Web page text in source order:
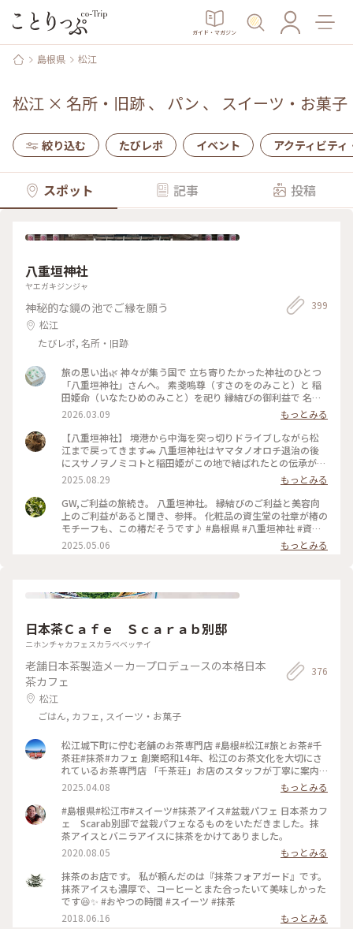
ガイド・マガジン
島根県 松江
松江× 名所・旧跡、 パン 、 スイーツ・お菓子
絞り込む たびレポ イベント アクティビティ
スポット 記事 投稿
八重垣神社
ヤエガキジンジャ
神秘的な鏡の池でご縁を願う
松江
たびレポ, 名所・旧跡
399
旅の思い出🌿 神々が集う国で 立ち寄りたかった神社のひとつ
「八重垣神社」さんへ。 素戔嗚尊（すさのをのみこと）と 稲
田姫命（いなたひめのみこと）を祀り 縁結びの御利益で 名高
い古社。 眩しい朝日を浴びる 立派な本殿。 清々しい境内は、
歩くだけで心整うよう。。 参拝後…奥の院にある「鏡の池」
へ。 “ばけばけ”でも 出てきた 縁結びの最強パワースポッ
ト。。 社務所で紙をいただき、鏡の池へ。 （浮かべると ｱﾗ、
不思議。 神様からのご縁のﾋﾝﾄ？が現れてきます） 硬貨をそっ
と乗せて、、 良縁を願いながら 行方を見守る。。ﾄﾞｷﾄﾞｷ する
と…すぐに沈んだのは お隣にいた 小学生くらいの男の子！ な
んとも不思議な現象だけど 木々に囲まれた 神秘的な池での ス
ピリチュアルな体験。 美しく澄んだ池の底には たくさんの
紙。 おﾄｷちゃんのように 中々沈まない？ 浮いたままの紙
も。。 （代理占い…無事に？ 2番目に沈みました 笑） ほっ
と、安堵しながら（笑） 夫婦椿に手を合わせ、良かった、良
ケ地#開運旅
2026.03.09
もっとみる
【八重垣神社】 境港から中海を突っ切りドライブしながら松
江まで戻ってきます🚗 八重垣神社はヤマタノオロチ退治の後
にスサノヲノミコトと稲田姫がこの地で結ばれたとの伝承があ
る 出雲の縁結びの神さまとして夫婦円満や良縁結びにご利益
があると言われている神社さんです🎀 私たちもはりきってご
縁をお願いしてきました(*´꒳`*) いざ鏡の池へ占いに‼︎という
時に結構な雨が☔ お詣りした後に社務所の軒下でちょっと雨宿
りさせていただきました その間にもひっきりなしにカップル
やお嬢さんグループや あと意外にも若いお兄ちゃんグループ
がキャッキャうふふ🎶と楽しそうに占い用紙を授与されて池の
て正解でした✨ 雨宿りで前のグループとちょっと時間をズラし
で綺麗でした ステキユーザーの皆様との末長いご縁を願って✨
いつもいつもありがとうございます😊 （2025.8.12） #神社 #
御朱印 #縁結び #占い #パワースポット #狛犬 #雨の日 #ゆるり
夏時間 #温泉と日本酒とご縁を願う旅 #松江 #ことりっぷ島根
2025.08.29
もっとみる
GW,ご利益の旅続き。 八重垣神社。 縁結びのご利益と美容向
上のご利益があると聞き、参拝。 化粧品の資生堂の社章が椿の
モチーフも、この椿だそうです♪ #島根県 #八重垣神社 #資生
堂 #縁結び #椿 #はじめての投稿 の池
2025.05.06 もっとみる
日本茶Ｃａｆｅ Ｓｃａｒａｂ別邸
ニホンチャカフェスカラベベッテイ
老舗日本茶製造メーカープロデュースの本格日本
茶カフェ
松江
ごはん, カフェ, スイーツ・お菓子
376
松江城下町に佇む老舗のお茶専門店 #島根#松江#旅とお茶#千
茶荘#抹茶#カフェ 創業昭和14年、松江のお茶文化を大切にさ
れているお茶専門店 「千茶荘」お店のスタッフが丁寧に案内
くださり、お土産選び。 千茶荘お隣にはカフェが併設 お土産
のお茶を購入したあと、こちらでお茶を 伝統をモダンに。素
敵な店内で お茶の創作メニューが楽しめます。 私は抹茶ラテ
を。 茶室でいただくような器とお抹茶にスチームミルク。 あ
るようでなかった新鮮な抹茶ラテ。 とても美味しかったです。
#muuの松江旅#muuの松江散歩 ①米子空港🚋→松江駅→🛋️大
橋館♨ ②松江城・興雲閣→⛩️松江神社→小泉八雲記念館（武
家屋敷通り）出雲そば処 八雲庵・ハナユイ→明日庵→紅茶専
門店 Pungency→ごうぎんカラコロ美術館→コロカラ工房（物
産館＆カフェ）→宍道湖しじみ館 足湯♨→🍞PANTOGRAPH→
千茶荘 京店本店→Scarab 別邸→宿（大橋館）で休憩→夕焼け
が美しい島根県立美術館→🍽️西洋館→MATSUE WATER
2025.04.08
もっとみる
#島根県#松江市#スイーツ#抹茶アイス#盆栽パフェ 日本茶カフ
ェ Scarab別邸で盆栽パフェなるものをいただきました。抹
茶アイスとバニラアイスに抹茶をかけてありました。
2020.08.05
もっとみる
抹茶のお店です。 私が頼んだのは『抹茶フォアガード』です。
抹茶アイスも濃厚で、コーヒーとまた合ったいて美味しかった
です😆✨ #おやつの時間 #スイーツ #抹茶
2018.06.16
もっとみる